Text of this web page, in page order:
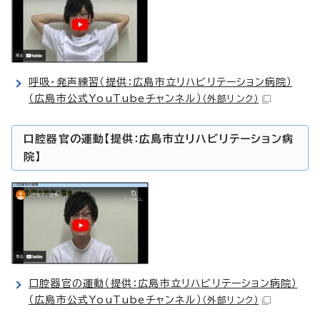
呼吸・発声練習（提供：広島市立リハビリテーション病院）
（広島市公式YouTubeチャンネル） （外部リンク）
口腔器官の運動【提供：広島市立リハビリテーション病
院】
口腔器官の運動（提供：広島市立リハビリテーション病院）
（広島市公式YouTubeチャンネル） （外部リンク）